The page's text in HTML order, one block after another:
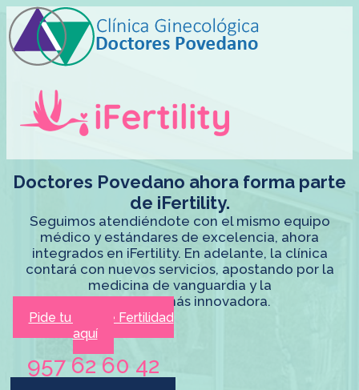
Doctores Povedano ahora forma parte
de iFertility.
Seguimos atendiéndote con el mismo equipo
médico y estándares de excelencia, ahora
integrados en iFertility. En adelante, la clínica
contará con nuevos servicios, apostando por la
medicina de vanguardia y la
tecnología más innovadora.
Pide tu cita de Fertilidad
aquí
957 62 60 42